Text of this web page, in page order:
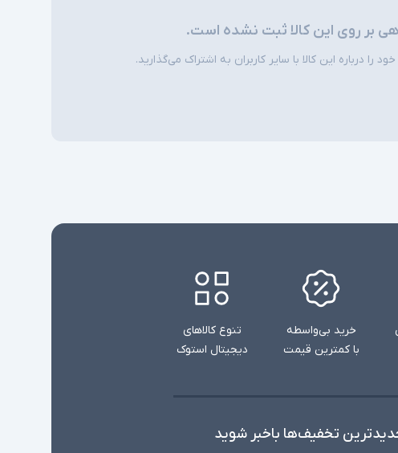
تکمیلی
تشخیص چهره در همه مدلها وجود ندارند
بر روی این کالا ثبت نشده است.
را درباره این کالا با سایر کاربران به اشتراک می‌گذارید.
خرید بی‌واسطه
با کمترین قیمت
تنوع کالاهای
دیجیتال استوک
تخفیف‌ها با‌خبر شوید